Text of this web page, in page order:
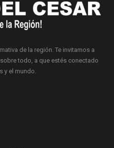
de la región. Te invitamos a
todo, a que estés conectado
y el mundo.